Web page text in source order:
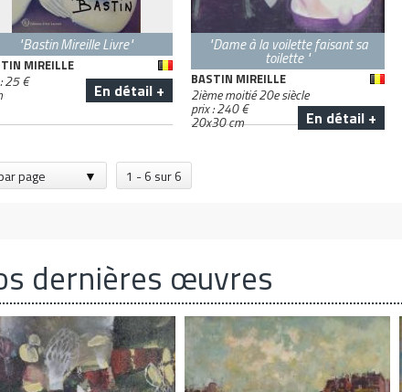
"Bastin Mireille Livre"
MIREILLE
En détail +
25€
"Dame à la voilette faisant sa
toilette "
BASTIN MIREILLE
2ième moitié 20e siècle
En détail +
prix :240€
20x30cm
page 1 - 6 sur 6
dernières œuvres